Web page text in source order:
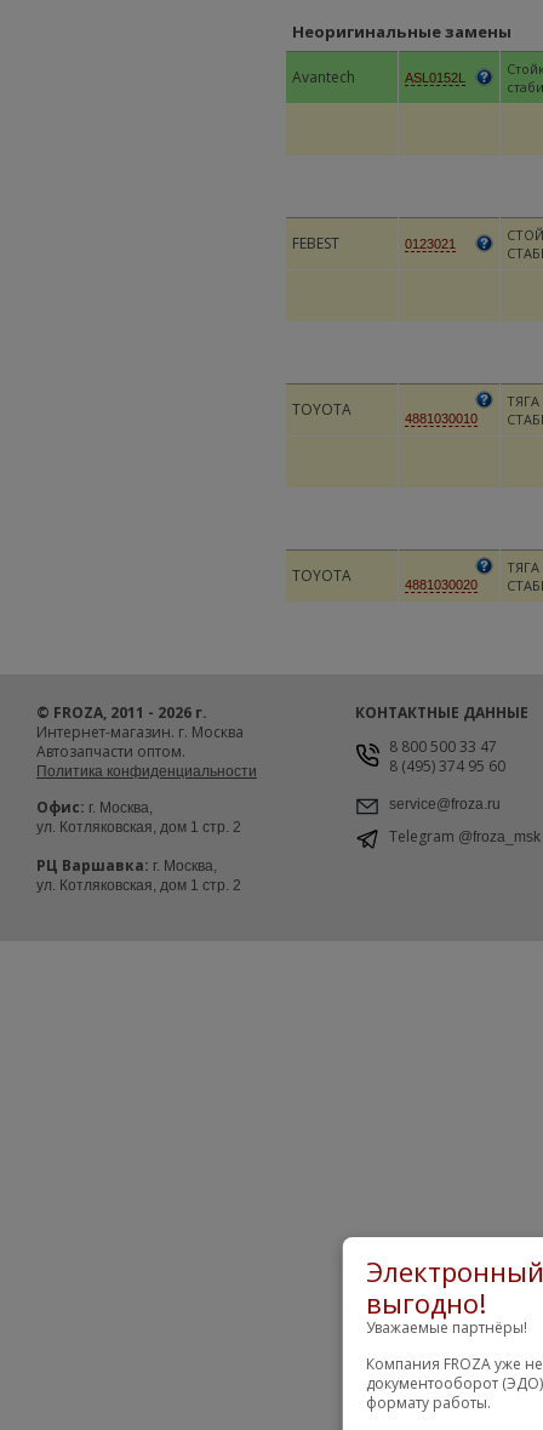
Неоригинальные замены
Avantech ASL0152L
FEBEST 0123021
TOYOTA 4881030010
ТЯГА
TOYOTA 4881030020
ТЯГА
выгодно!
Уважаемые партнёры!
Компания FROZA уже
документооборот
формату работы.
© FROZA, 2011 - 2026 г.
Интернет-магазин. г. Москва
Автозапчасти оптом.
Политика конфиденциальности
Офис: г. Москва,
ул. Котляковская, дом 1 стр. 2
РЦ Варшавка: г. Москва,
ул. Котляковская, дом 1 стр. 2
КОНТАКТНЫЕ ДАННЫЕ
8 800 500 33 47
8 (495) 374 95 60
service@froza.ru
Telegram @froza_msk